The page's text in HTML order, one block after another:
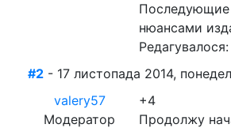
Последующие
нюансами
#2 - 17 листопада 2014,
valery57
Модератор
+4
Продолжу